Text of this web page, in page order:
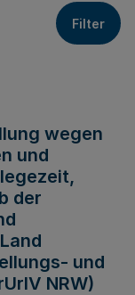
Filter
wegen
und
der
und
NRW)